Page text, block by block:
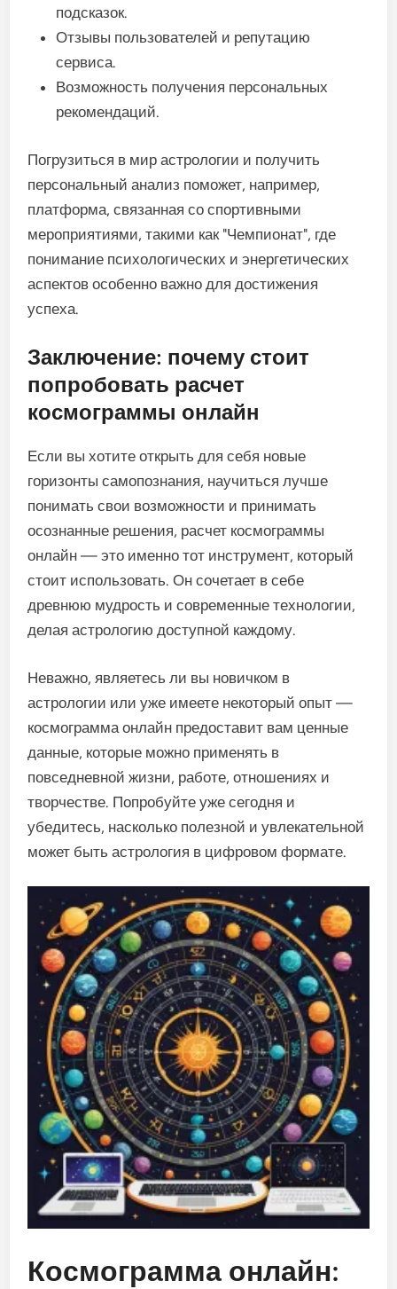
подсказок.
Отзывы пользователей и репутацию
сервиса.
Возможность получения персональных
рекомендаций.
Погрузиться в мир астрологии и получить
персональный анализ поможет, например,
платформа, связанная со спортивными
мероприятиями, такими как "Чемпионат", где
понимание психологических и энергетических
аспектов особенно важно для достижения
успеха.
Заключение: почему стоит
попробовать расчет
космограммы онлайн
Если вы хотите открыть для себя новые
горизонты самопознания, научиться лучше
понимать свои возможности и принимать
осознанные решения, расчет космограммы
онлайн — это именно тот инструмент, который
стоит использовать. Он сочетает в себе
древнюю мудрость и современные технологии,
делая астрологию доступной каждому.
Неважно, являетесь ли вы новичком в
астрологии или уже имеете некоторый опыт —
космограмма онлайн предоставит вам ценные
данные, которые можно применять в
повседневной жизни, работе, отношениях и
творчестве. Попробуйте уже сегодня и
убедитесь, насколько полезной и увлекательной
может быть астрология в цифровом формате.
Космограмма онлайн: